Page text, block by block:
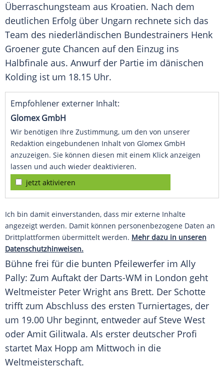
Überraschungsteam aus Kroatien. Nach dem
deutlichen Erfolg über Ungarn rechnete sich das
Team des niederländischen Bundestrainers Henk
Groener gute Chancen auf den Einzug ins
Halbfinale aus. Anwurf der Partie im dänischen
Kolding ist um 18.15 Uhr.
Empfohlener externer Inhalt:
Glomex GmbH
Wir benötigen Ihre Zustimmung, um den von unserer
Redaktion eingebundenen Inhalt von Glomex GmbH
anzuzeigen. Sie können diesen mit einem Klick anzeigen
lassen und auch wieder deaktivieren.
jetzt aktivieren
Ich bin damit einverstanden, dass mir externe Inhalte
angezeigt werden. Damit können personenbezogene Daten an
Drittplattformen übermittelt werden. Mehr dazu in unseren
Datenschutzhinweisen.
Bühne frei für die bunten Pfeilewerfer im Ally
Pally: Zum Auftakt der Darts-WM in London geht
Weltmeister Peter Wright ans Brett. Der Schotte
trifft zum Abschluss des ersten Turniertages, der
um 19.00 Uhr beginnt, entweder auf Steve West
oder Amit Gilitwala. Als erster deutscher Profi
startet Max Hopp am Mittwoch in die
Weltmeisterschaft.